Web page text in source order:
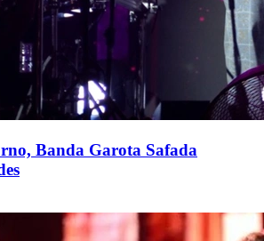
Banda Garota Safada